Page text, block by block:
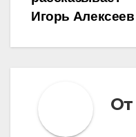
Игорь Алексеев
От